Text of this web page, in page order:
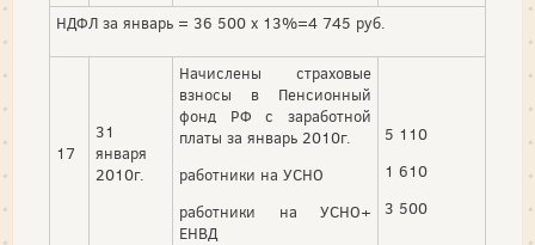
НДФЛ за январь = 36 500 х 13%=4 745 руб.
17
31
января
2010г.
Начислены страховые
взносы в Пенсионный
фонд РФ с заработной
платы за январь 2010г.
работники на УСНО
работники на УСНО+
ЕНВД
5 110
1 610
3 500